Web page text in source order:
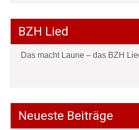
BZH Lied
Das macht Laune – das BZH
Neueste Beiträge